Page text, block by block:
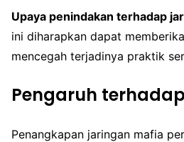
Upaya penindakan terhadap
ini diharapkan dapat
mencegah terjadinya praktik
Pengaruh
Penangkapan jaringan mafia